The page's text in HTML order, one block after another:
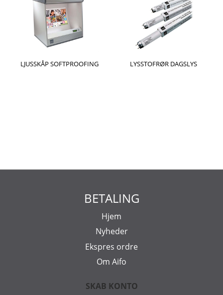
LJUSSKÅP SOFTPROOFING LYSSTOFRØR DAGSLYS
BETALING
Hjem
Nyheder
Ekspres ordre
Om Aifo
SKAB KONTO